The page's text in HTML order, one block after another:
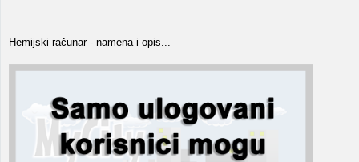
Hemijski računar - namena i opis...